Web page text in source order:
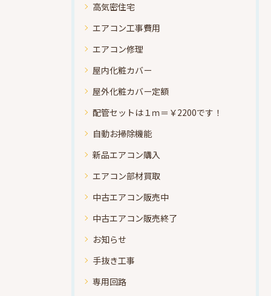
高気密住宅
エアコン工事費用
エアコン修理
屋内化粧カバー
屋外化粧カバー定額
配管セットは１ｍ＝￥2200です！
自動お掃除機能
新品エアコン購入
エアコン部材買取
中古エアコン販売中
中古エアコン販売終了
お知らせ
手抜き工事
専用回路